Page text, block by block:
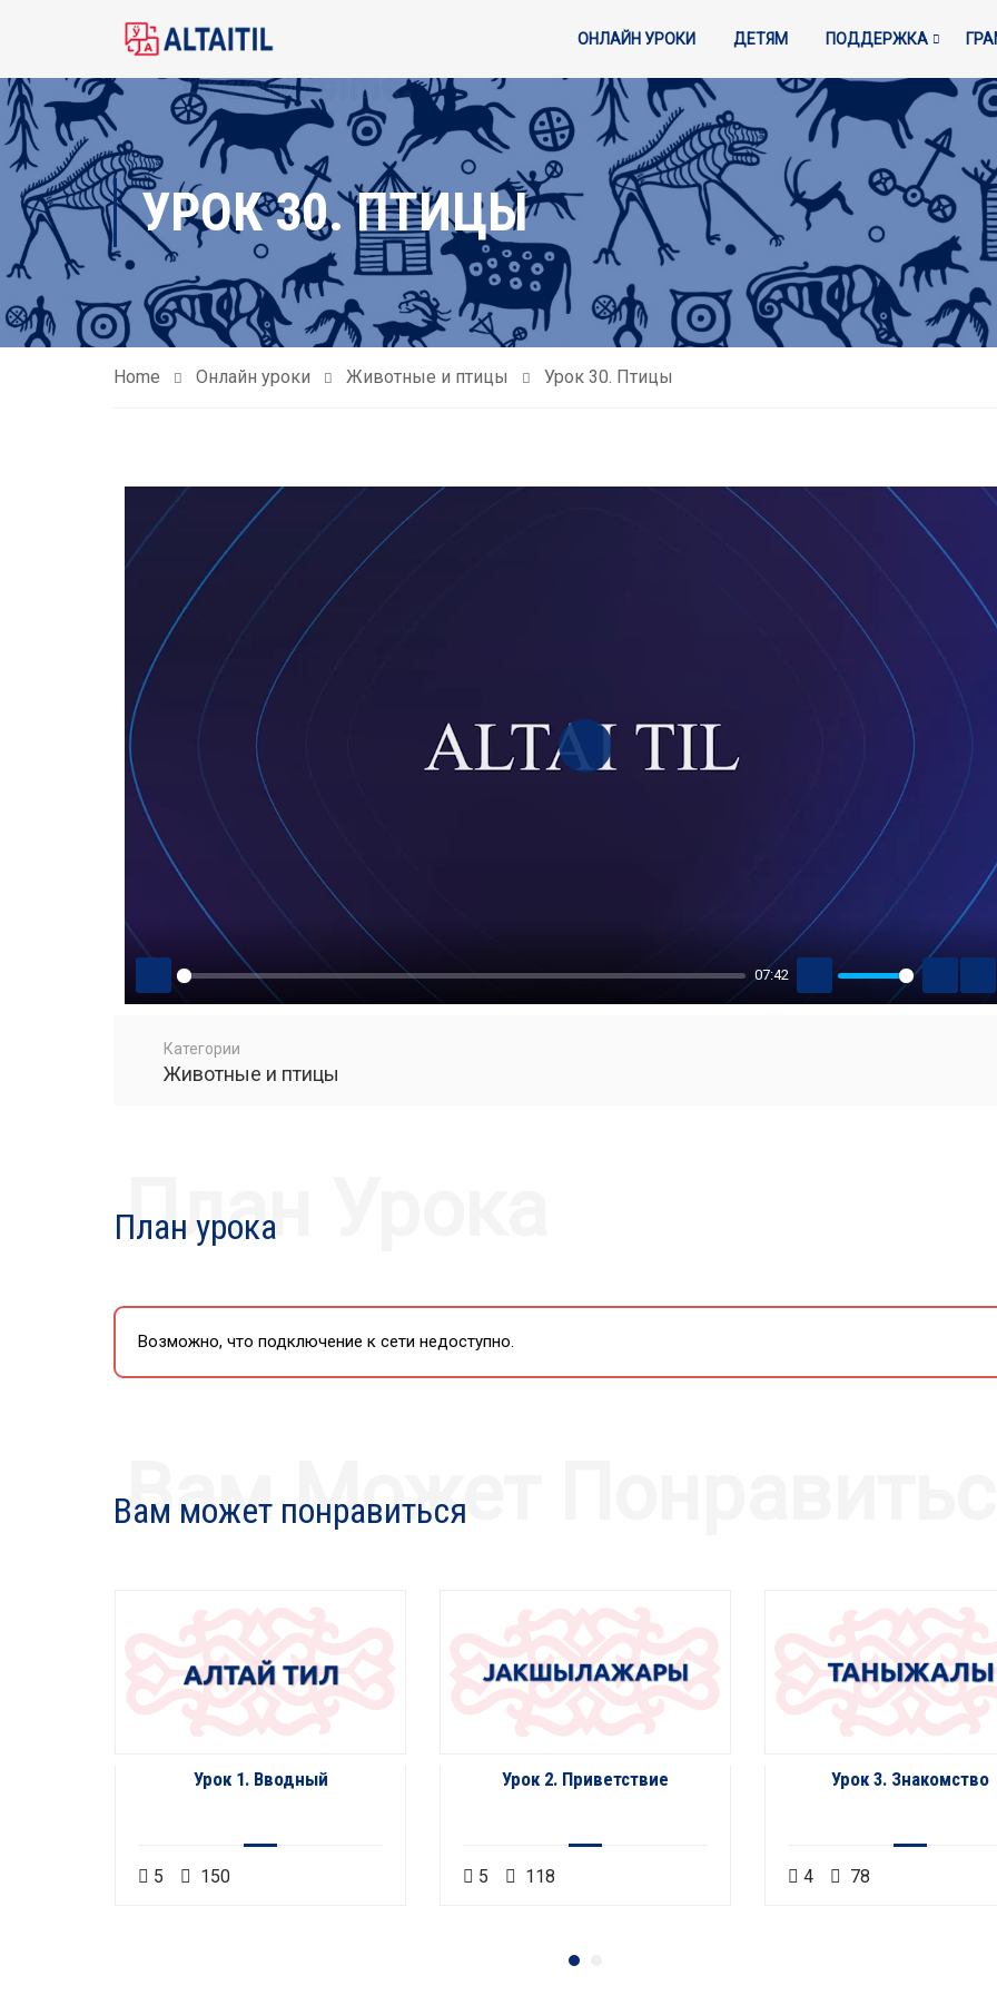
ОНЛАЙН УРОКИ ДЕТЯМ ПОДДЕРЖКА
УРОК 30. ПТИЦЫ
Home Онлайн уроки Животные и птицы Урок 30. Птицы
PLAY
07:42
MUTE
PLAY
Категории
Животные и птицы
План урока
План Урока
Возможно, что подключение к сети недоступно.
Вам может понравиться
Вам Может Понравиться
Урок 1. Вводный
5 150
Урок 2. Приветствие
5 118
Урок 3. Знакомство
4 78